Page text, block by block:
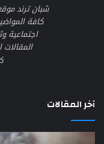
شبان ترند
كافة
اجتماعية
آخر المقالات